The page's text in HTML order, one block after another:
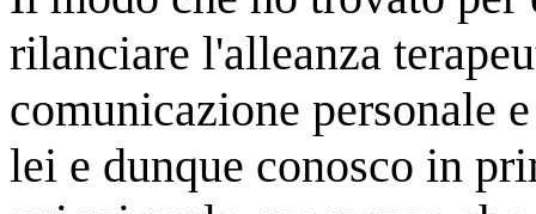
rilanciare l'alleanza
comunicazione personale
lei e dunque conosco in